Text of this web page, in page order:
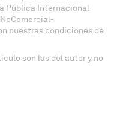
Pública Internacional
nuestras condiciones de
son las del autor y no